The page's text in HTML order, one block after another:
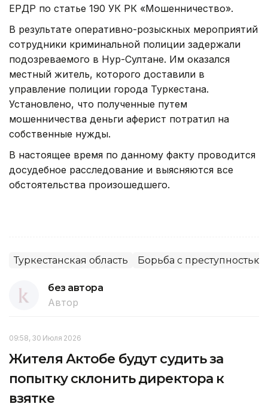
ЕРДР по статье 190 УК РК «Мошенничество».
В результате оперативно-розыскных мероприятий
сотрудники криминальной полиции задержали
подозреваемого в Нур-Султане. Им оказался
местный житель, которого доставили в
управление полиции города Туркестана.
Установлено, что полученные путем
мошенничества деньги аферист потратил на
собственные нужды.
В настоящее время по данному факту проводится
досудебное расследование и выясняются все
обстоятельства произошедшего.
Туркестанская область Борьба с преступностью
без автора
Автор
09:58, 30 Июля 2026
Жителя Актобе будут судить за
попытку склонить директора к
взятке